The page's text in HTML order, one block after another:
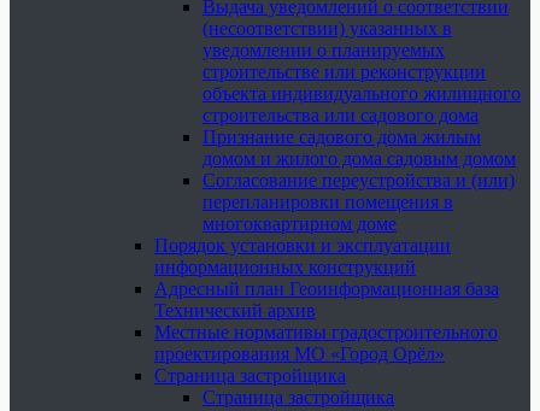
Выдача уведомлений о соответствии
(несоответствии) указанных в
уведомлении о планируемых
строительстве или реконструкции
объекта индивидуального жилищного
строительства или садового дома
Признание садового дома жилым
домом и жилого дома садовым домом
Согласование переустройства и (или)
перепланировки помещения в
многоквартирном доме
Порядок установки и эксплуатации
информационных конструкций
Адресный план Геоинформационная база
Технический архив
Местные нормативы градостроительного
проектирования МО «Город Орёл»
Страница застройщика
Страница застройщика